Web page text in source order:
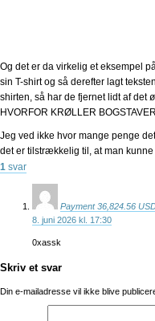
Og det er da virkelig et eksempel
sin T-shirt og så derefter lagt
shirten, så har de fjernet lidt af det
HVORFOR KRØLLER
Jeg ved ikke hvor mange penge
det er tilstrækkelig til, at man
1 svar
Payment 36,824.56
8. juni 2026 kl. 17:30
0xassk
Skriv et svar
Din e-mailadresse vil ikke blive